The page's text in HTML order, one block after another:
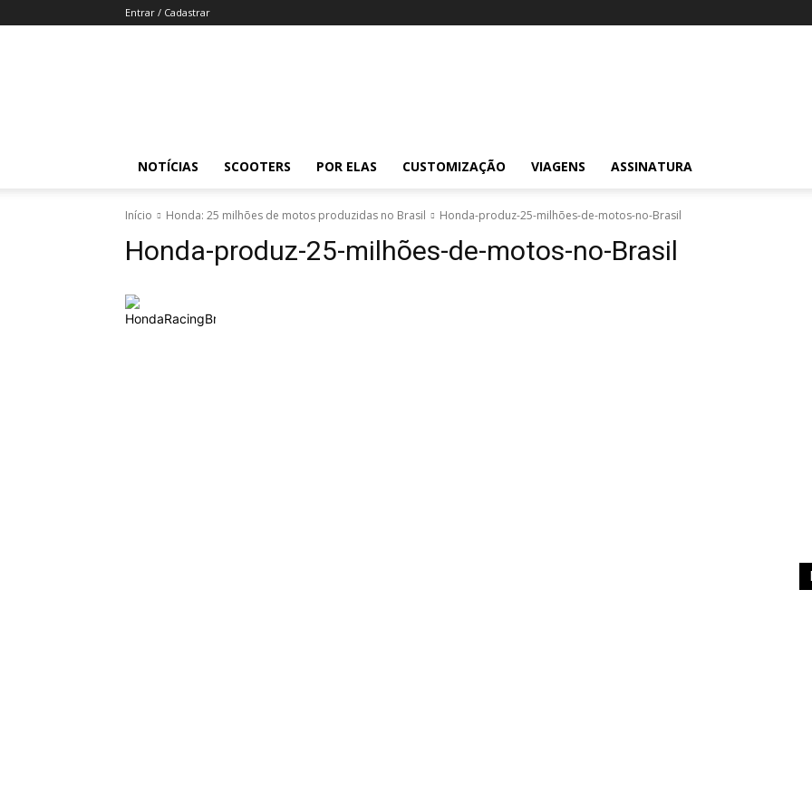
Entrar / Cadastrar
NOTÍCIAS SCOOTERS POR ELAS CUSTOMIZAÇÃO VIAGENS ASSINATURA
Início Honda: 25 milhões de motos produzidas no Brasil Honda-produz-25-milhões-de-motos-no-Brasil
Honda-produz-25-milhões-de-motos-no-Brasil